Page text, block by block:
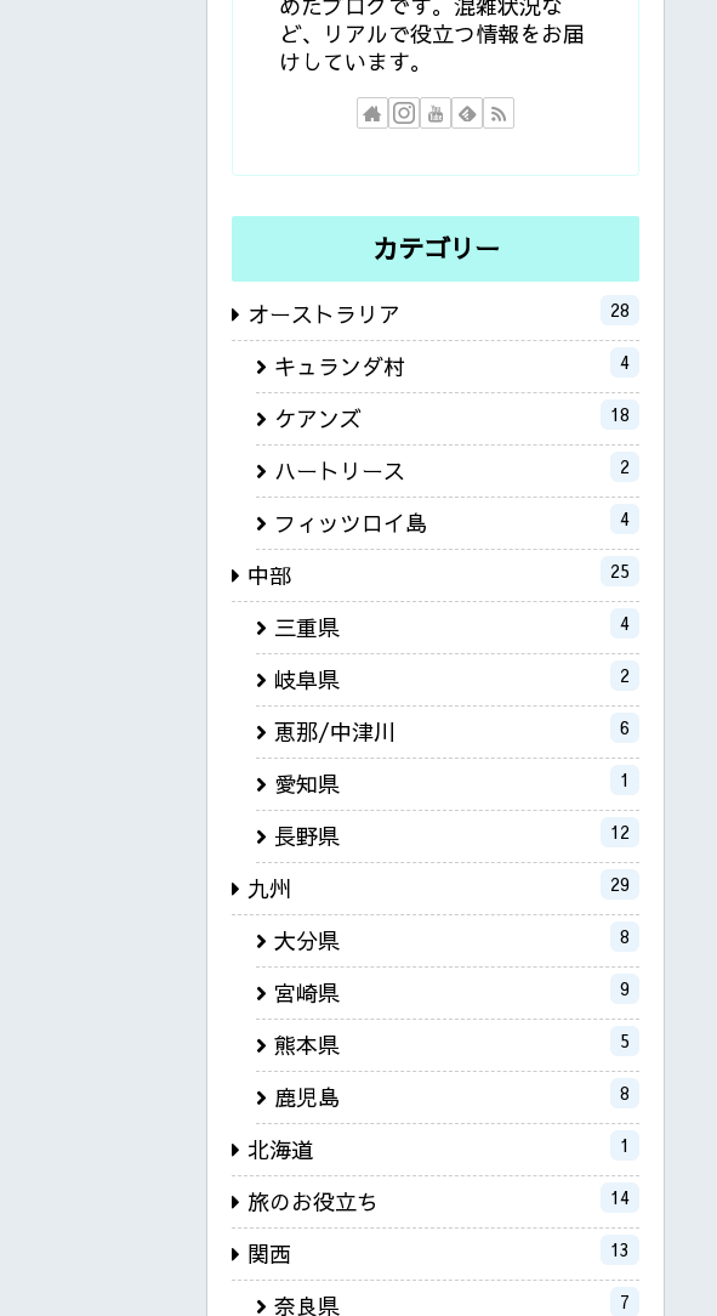
ど、リアルで役立つ情報をお届
けしています。
カテゴリー
オーストラリア 28
キュランダ村 4
ケアンズ 18
ハートリース 2
フィッツロイ島 4
中部 25
三重県 4
岐阜県 2
恵那/中津川 6
愛知県 1
長野県 12
九州 29
大分県 8
宮崎県 9
熊本県 5
鹿児島 8
北海道 1
旅のお役立ち 14
関西 13
奈良県 7